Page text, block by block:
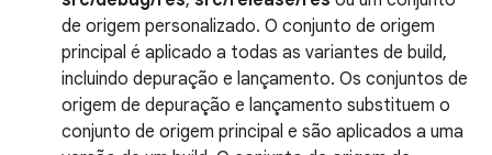
de origem personalizado. O conjunto de origem
principal é aplicado a todas as variantes de build,
incluindo depuração e lançamento. Os conjuntos de
origem de depuração e lançamento substituem o
conjunto de origem principal e são aplicados a uma